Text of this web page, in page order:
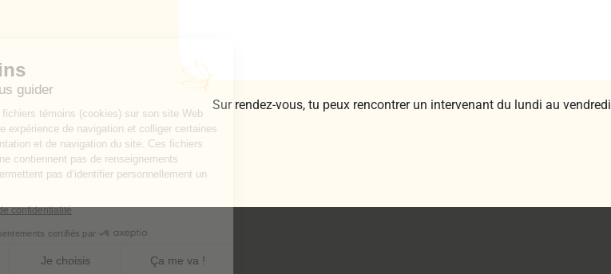
Sur rendez-vous, tu peux rencontrer un intervenant du lundi au vendredi